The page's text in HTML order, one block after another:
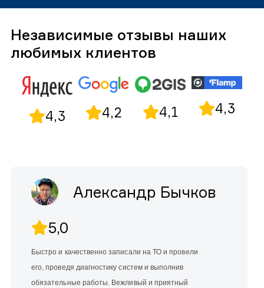
Независимые отзывы наших
любимых клиентов
4,3 4,2 4,1 4,3
Александр Бычков
5,0
Быстро и качественно записали на ТО и провели
его, проведя диагностику систем и выполнив
обязательные работы. Вежливый и приятный